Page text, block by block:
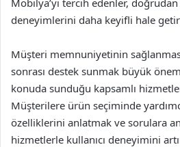
Mobilya’yı tercih edenler,
deneyimlerini daha keyifli hale
Müşteri memnuniyetinin
sonrası destek sunmak büyük
konuda sunduğu kapsamlı
Müşterilere ürün seçiminde
özelliklerini anlatmak ve sorulara
hizmetlerle kullanıcı deneyimini